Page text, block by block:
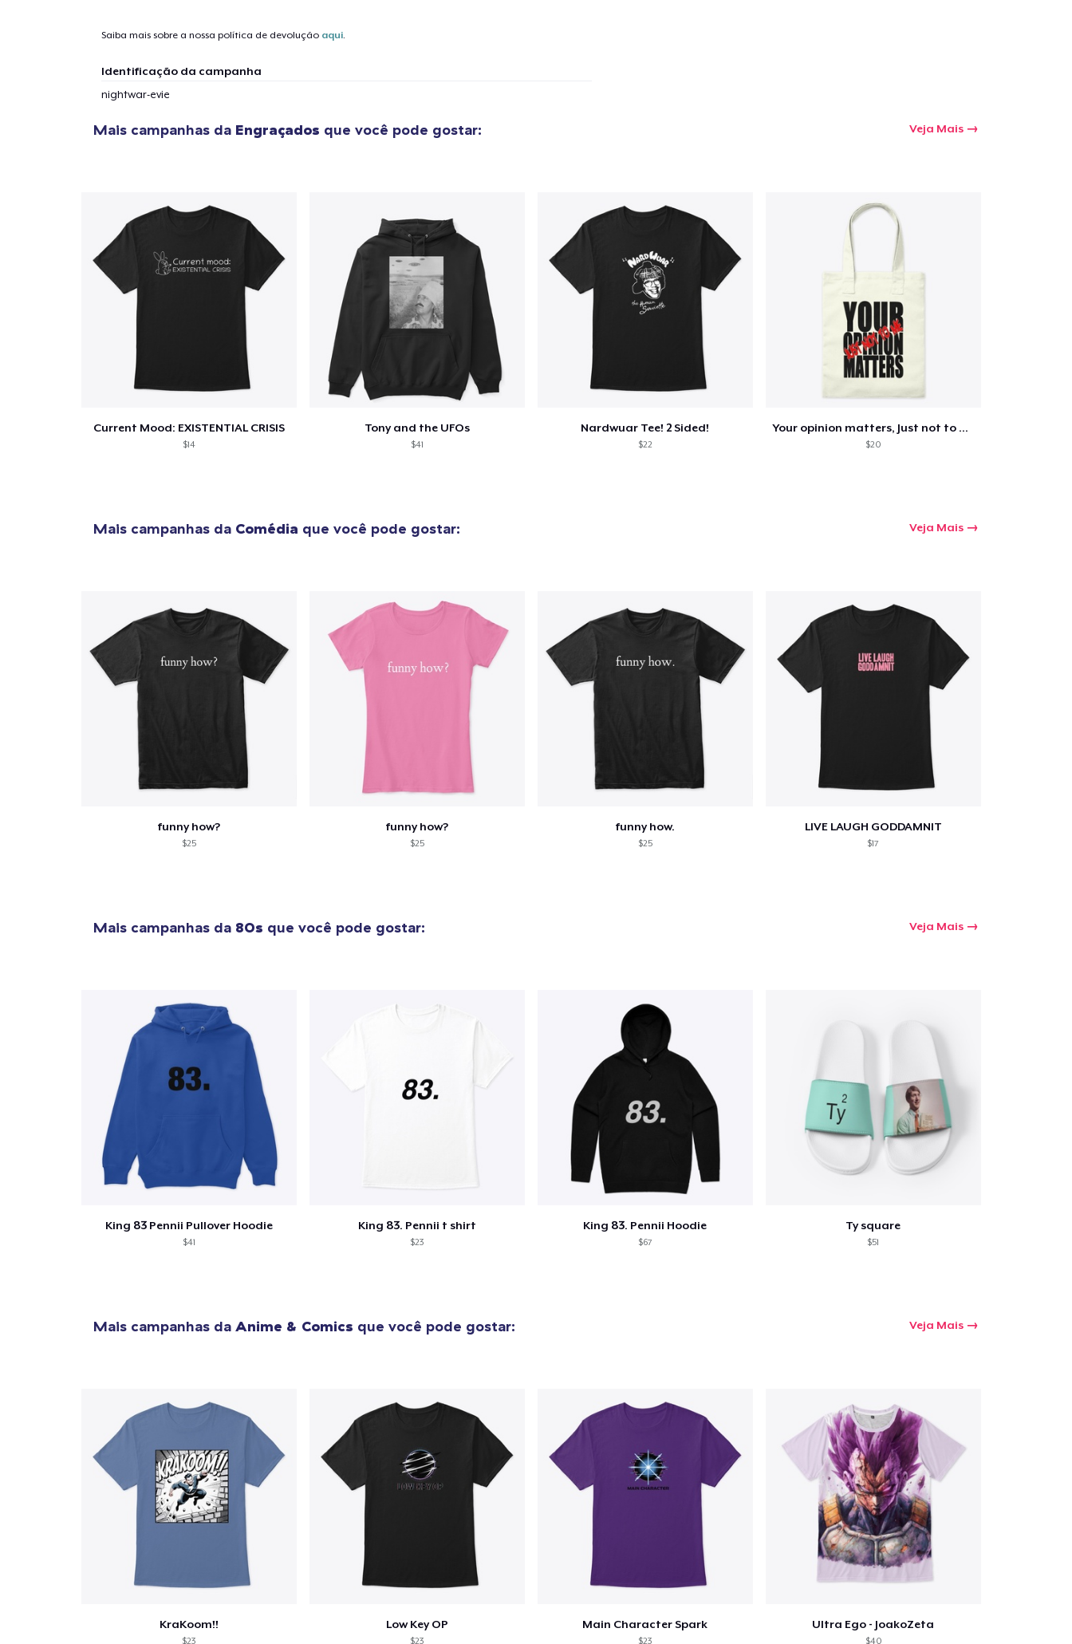
Saiba mais sobre a nossa política de devolução aqui.
Identificação da campanha
nightwar-evie
Mais campanhas da Engraçados que você pode gostar: Veja Mais
Current Mood: EXISTENTIAL CRISIS
$14
Tony and the UFOs
$41
Nardwuar Tee! 2 Sided!
$22
Your opinion matters, Just not to me!
$20
Mais campanhas da Comédia que você pode gostar: Veja Mais
funny how?
$25
funny how?
$25
funny how.
$25
LIVE LAUGH GODDAMNIT
$17
Mais campanhas da 80s que você pode gostar: Veja Mais
King 83 Pennii Pullover Hoodie
$41
King 83. Pennii t shirt
$23
King 83. Pennii Hoodie
$67
Ty square
$51
Mais campanhas da Anime & Comics que você pode gostar: Veja Mais
KraKoom!!
$23
Low Key OP
$23
Main Character Spark
$23
Ultra Ego - JoakoZeta
$40
artigo adicionado ao Carrinho Ir para o carrinho
Seguir para a Finalização da
Continuar Comprando
US$ 18,99
Tru Transfer Printed Unisex Premium Hoodie